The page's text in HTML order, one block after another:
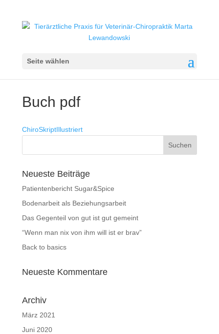
Seite wählen
Buch pdf
ChiroSkriptIllustriert
Neueste Beiträge
Patientenbericht Sugar&Spice
Bodenarbeit als Beziehungsarbeit
Das Gegenteil von gut ist gut gemeint
“Wenn man nix von ihm will ist er brav”
Back to basics
Neueste Kommentare
Archiv
März 2021
Juni 2020